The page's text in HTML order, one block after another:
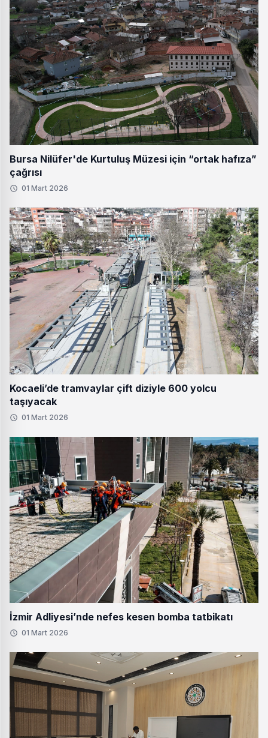
Bursa Nilüfer'de Kurtuluş Müzesi için “ortak hafıza”
çağrısı
01 Mart 2026
Kocaeli’de tramvaylar çift diziyle 600 yolcu
taşıyacak
01 Mart 2026
İzmir Adliyesi’nde nefes kesen bomba tatbikatı
01 Mart 2026